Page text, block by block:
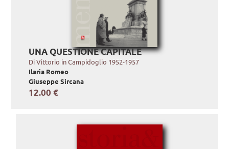
UNA QUESTIONE CAPITALE
Di Vittorio in Campidoglio 1952-1957
Ilaria Romeo
Giuseppe Sircana
12.00 €